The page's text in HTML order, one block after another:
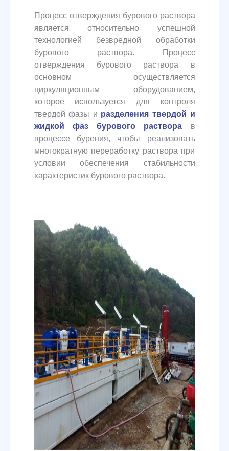
Процесс отверждения бурового раствора
является относительно успешной
технологией безвредной обработки
бурового раствора. Процесс
отверждения бурового раствора в
основном осуществляется
циркуляционным оборудованием,
которое используется для контроля
твердой фазы и разделения твердой и
жидкой фаз бурового раствора в
процессе бурения, чтобы реализовать
многократную переработку раствора при
условии обеспечения стабильности
характеристик бурового раствора.